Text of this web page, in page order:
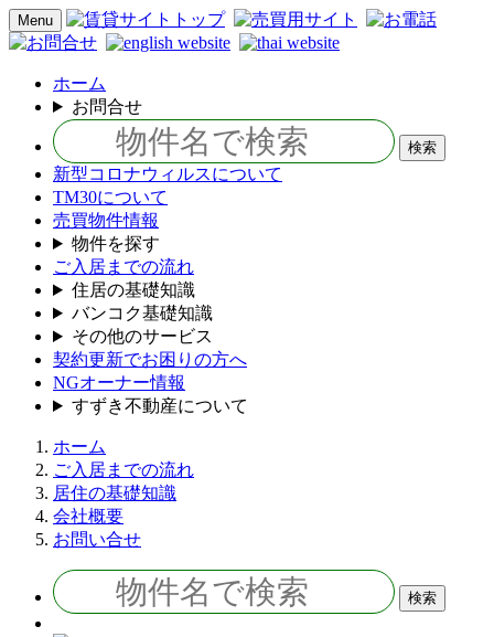
Menu
ホーム
お問合せ
新型コロナウィルスについて
TM30について
売買物件情報
物件を探す
ご入居までの流れ
住居の基礎知識
バンコク基礎知識
その他のサービス
契約更新でお困りの方へ
NGオーナー情報
すずき不動産について
ホーム
ご入居までの流れ
居住の基礎知識
会社概要
お問い合せ